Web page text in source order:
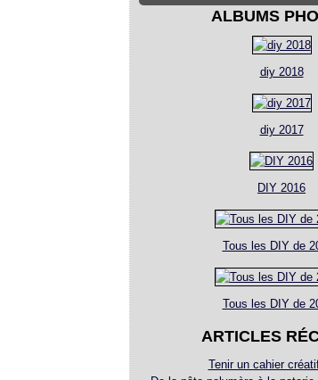
ALBUMS
diy 2018
diy 2017
DIY 2016
Tous les DIY de
Tous les DIY de
ARTICLES
Tenir un cahier